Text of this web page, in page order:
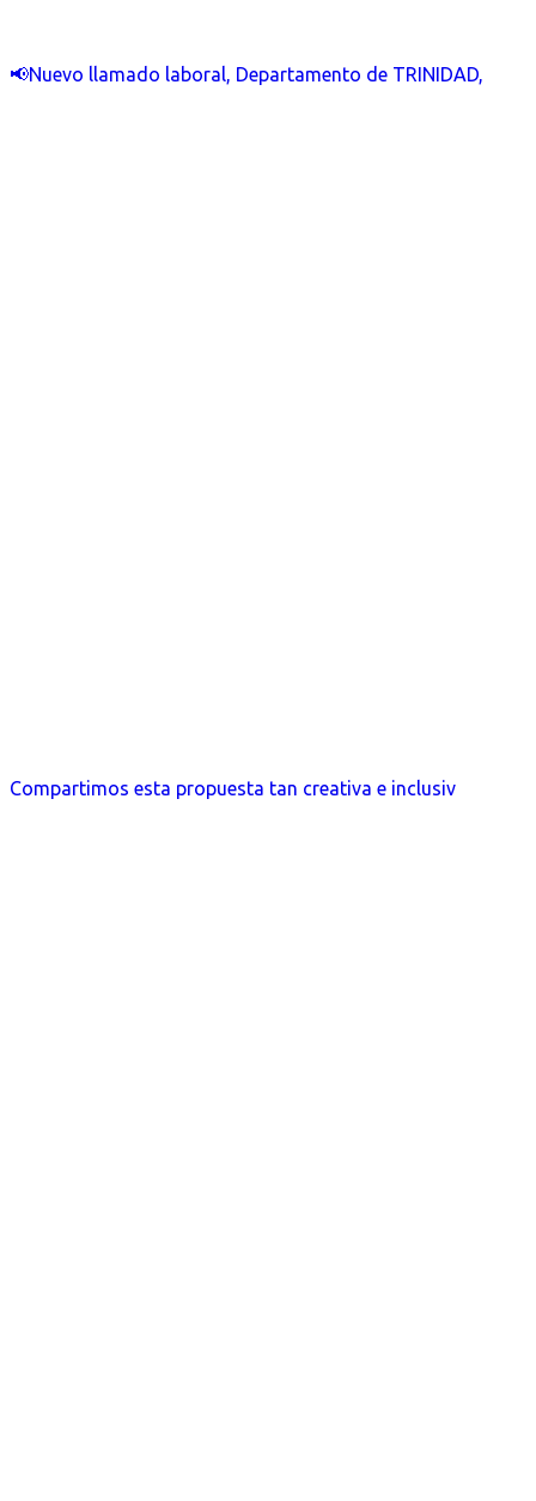
📢Nuevo llamado laboral, Departamento de TRINIDAD,
Compartimos esta propuesta tan creativa e inclusiv